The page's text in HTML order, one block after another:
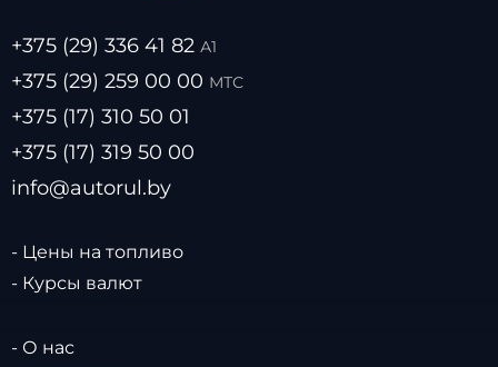
+375 (29) 336 41 82 А1
+375 (29) 259 00 00 МТС
+375 (17) 310 50 01
+375 (17) 319 50 00
info@autorul.by
- Цены на топливо
- Курсы валют
- О нас